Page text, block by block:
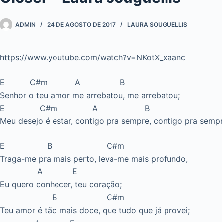
ADMIN 24 DE AGOSTO DE 2017 LAURA SOUGUELLIS
https://www.youtube.com/watch?v=NKotX_xaanc
E C#m A B
Senhor o teu amor me arrebatou, me arrebatou;
E C#m A B
Meu desejo é estar, contigo pra sempre, contigo pra
E B C#m
Traga-me pra mais perto, leva-me mais profundo,
A E
Eu quero conhecer, teu coração;
B C#m
Teu amor é tão mais doce, que tudo que já provei;